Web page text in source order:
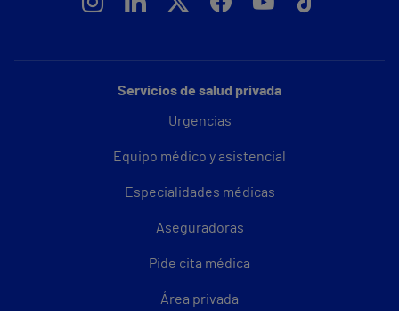
Servicios de salud privada
Urgencias
Equipo médico y asistencial
Especialidades médicas
Aseguradoras
Pide cita médica
Área privada